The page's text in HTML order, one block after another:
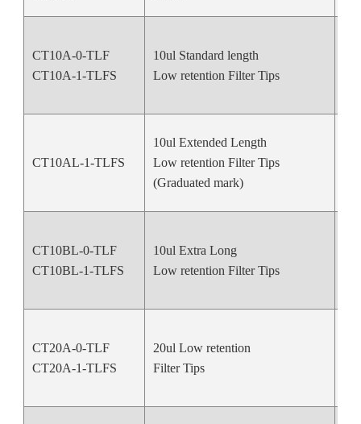
CT10A-0-TLF
CT10A-1-TLFS
10ul Standard length
Low retention Filter Tips
CT10AL-1-TLFS
10ul Extended Length
Low retention Filter Tips
(Graduated mark)
CT10BL-0-TLF
CT10BL-1-TLFS
10ul Extra Long
Low retention Filter Tips
CT20A-0-TLF
CT20A-1-TLFS
20ul Low retention
Filter Tips